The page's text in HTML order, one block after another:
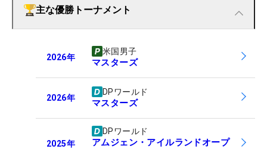
主な優勝トーナメント
2026年
米国男子
マスターズ
2026年
DPワールド
マスターズ
2025年
DPワールド
アムジェン・アイルランドオープ